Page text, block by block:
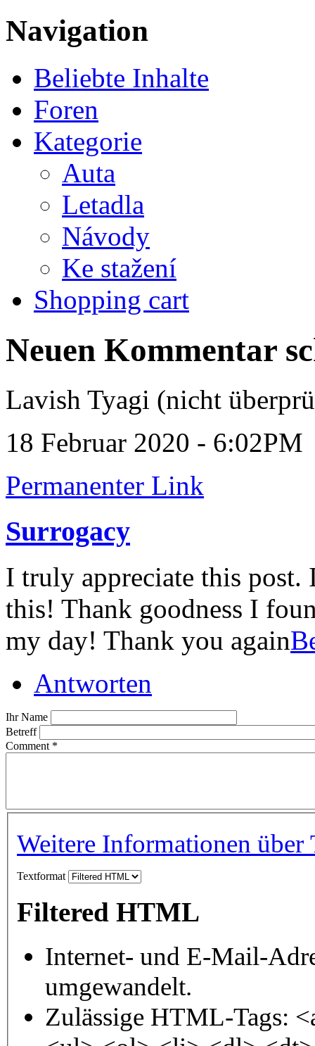
Navigation
Beliebte Inhalte
Foren
Kategorie
Auta
Letadla
Návody
Ke stažení
Shopping cart
Neuen Kommentar
Lavish Tyagi (nicht
18 Februar 2020 - 6:02PM
Permanenter Link
Surrogacy
I truly appreciate this
this! Thank goodness I
my day! Thank you again
Antworten
Ihr Name
Betreff
Comment *
Weitere Informationen über
Textformat
Filtered HTML
Internet- und E-Mail-
umgewandelt.
Zulässige HTML-Tags: